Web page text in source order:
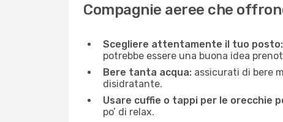
Compagnie aeree che
Scegliere attentamente il tuo posto:
potrebbe essere una buona idea
Bere tanta acqua: assicurati di bere
disidratante.
Usare cuffie o tappi per le orecchie
po’ di relax.